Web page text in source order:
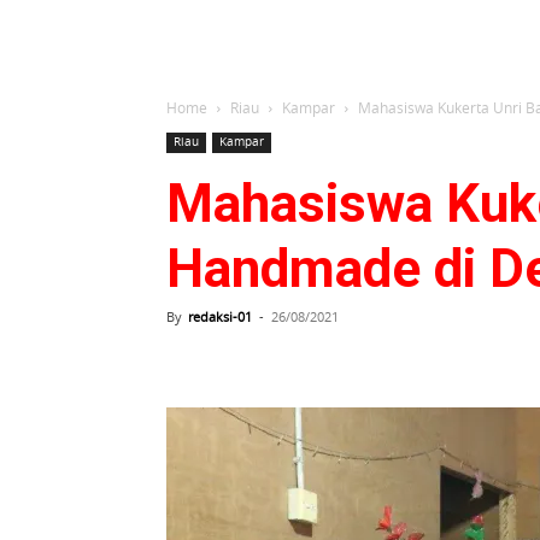
Home Riau Kampar Mahasiswa Kukerta Unri
Riau Kampar
Mahasiswa
Handmade di
By redaksi-01 - 26/08/2021